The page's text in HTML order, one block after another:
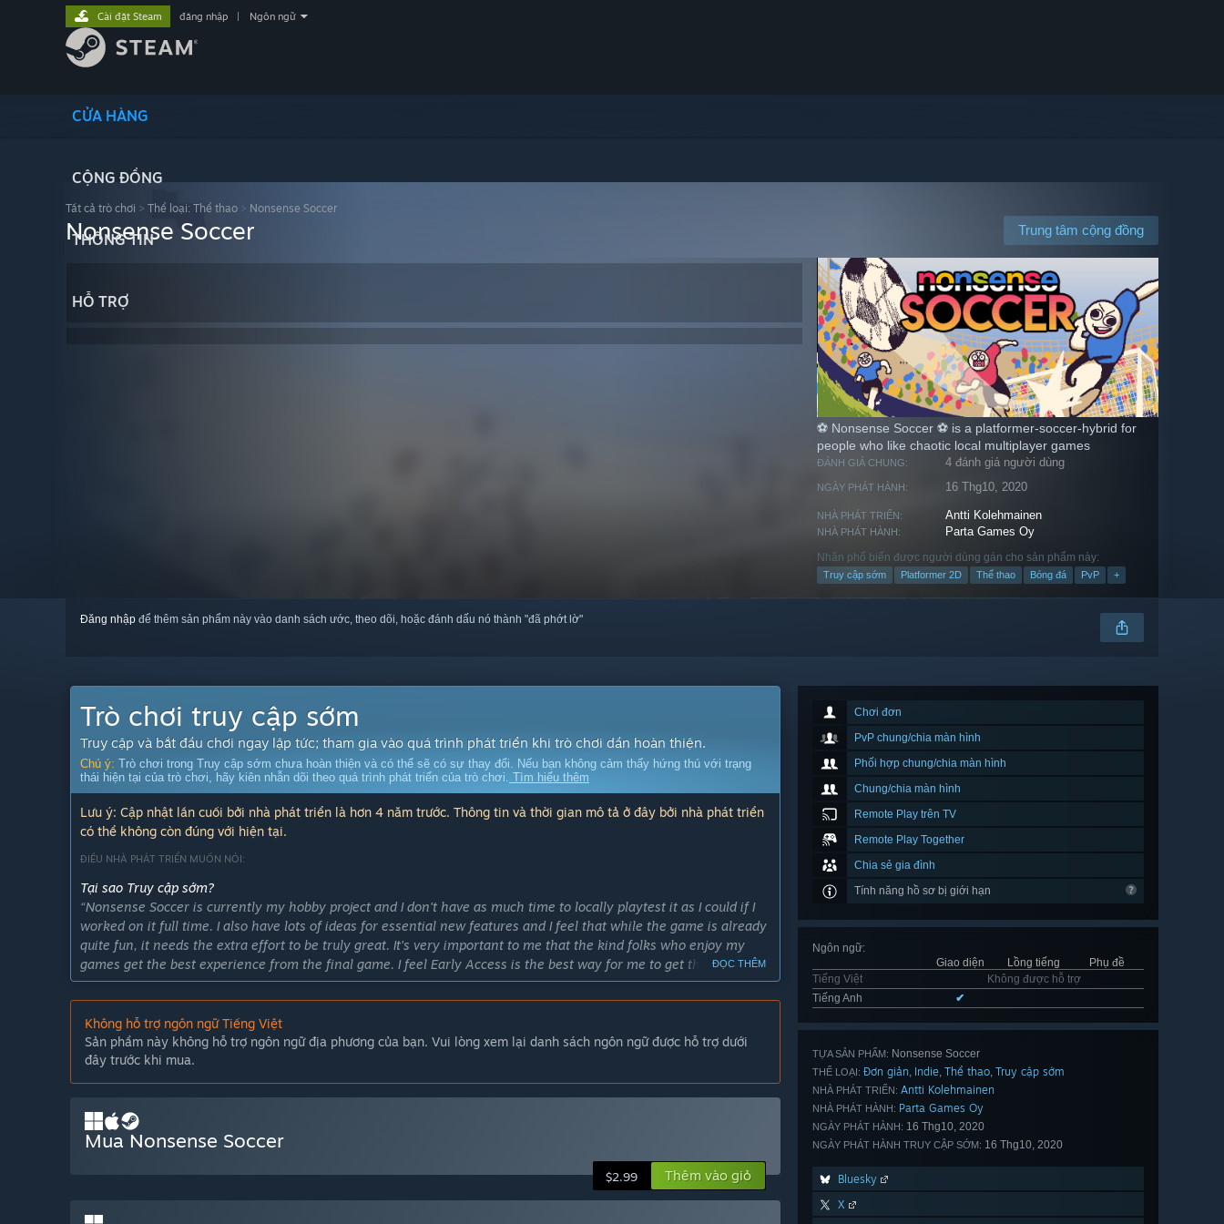
CỬA HÀNG
CỘNG ĐỒNG
THÔNG TIN
HỖ TRỢ
Cài đặt Steam đăng nhập Ngôn ngữ
Tất cả trò chơi > Thể loại: Thể thao > Nonsense Soccer
Trung tâm cộng đồng
Nonsense Soccer
⚽ Nonsense Soccer ⚽ is a platformer-soccer-hybrid for
people who like chaotic local multiplayer games
ĐÁNH GIÁ CHUNG: 4 đánh giá người dùng
NGÀY PHÁT HÀNH: 16 Thg10, 2020
NHÀ PHÁT TRIỂN: Antti Kolehmainen
NHÀ PHÁT HÀNH: Parta Games Oy
Nhãn phổ biến được người dùng gán cho sản phẩm này:
Truy cập sớm Platformer 2D Thể thao Bóng đá PvP +
Đăng nhập để thêm sản phẩm này vào danh sách ước, theo dõi, hoặc đánh dấu nó thành "đã phớt lờ"
Chơi đơn
PvP chung/chia màn hình
Phối hợp chung/chia màn hình
Chung/chia màn hình
Remote Play trên TV
Remote Play Together
Chia sẻ gia đình
Tính năng hồ sơ bị giới hạn
Ngôn ngữ:
Giao diện
Lồng tiếng
Phụ đề
Tiếng Việt
Không được hỗ trợ
Tiếng Anh
✔
TỰA SẢN PHẨM: Nonsense Soccer
THỂ LOẠI: Đơn giản, Indie, Thể thao, Truy cập sớm
NHÀ PHÁT TRIỂN: Antti Kolehmainen
NHÀ PHÁT HÀNH: Parta Games Oy
NGÀY PHÁT HÀNH: 16 Thg10, 2020
NGÀY PHÁT HÀNH TRUY CẬP SỚM: 16 Thg10, 2020
Bluesky
X
Trò chơi truy cập sớm
Truy cập và bắt đầu chơi ngay lập tức; tham gia vào quá trình phát triển khi trò chơi dần hoàn thiện.
Chú ý: Trò chơi trong Truy cập sớm chưa hoàn thiện và có thể sẽ có sự thay đổi. Nếu bạn không cảm thấy hứng thú với trạng
thái hiện tại của trò chơi, hãy kiên nhẫn dõi theo quá trình phát triển của trò chơi. Tìm hiểu thêm
Lưu ý: Cập nhật lần cuối bởi nhà phát triển là hơn 4 năm trước. Thông tin và thời gian mô tả ở đây bởi nhà phát triển
có thể không còn đúng với hiện tại.
ĐIỀU NHÀ PHÁT TRIỂN MUỐN NÓI:
Tại sao Truy cập sớm?
“Nonsense Soccer is currently my hobby project and I don't have as much time to locally playtest it as I could if I
worked on it full time. I also have lots of ideas for essential new features and I feel that while the game is already
quite fun, it needs the extra effort to be truly great. It's very important to me that the kind folks who enjoy my
games get the best experience from the final game. I feel Early Access is the best way for me to get the game in
the hands of enthusiastic players who can provide me with valuable feedback, if they so choose, and help me
make the best game I can with my limited resources.”
Trò chơi này sẽ ở trạng thái truy cập sớm trong khoảng bao lâu?
“My release plan is not set in stone and as hobby projects these things take a bit longer but I strongly feel it's
quite possible to finish a set of features I can call a "final product" as soon as the end of 2025. This is subject to
change as the game develops further.”
Phiên bản đầy đủ sẽ có sự khác biệt thế nào so với phiên bản truy cập sớm?
“The final game will include more polished gameplay, visual and audio and lots of more content in the form of
“As of writing, the first early access build is the second major update for the game, with a reasonable amount of
ĐỌC THÊM
Không hỗ trợ ngôn ngữ Tiếng Việt
Sản phẩm này không hỗ trợ ngôn ngữ địa phương của bạn. Vui lòng xem lại danh sách ngôn ngữ được hỗ trợ dưới
đây trước khi mua.
Mua Nonsense Soccer
$2.99 Thêm vào giỏ